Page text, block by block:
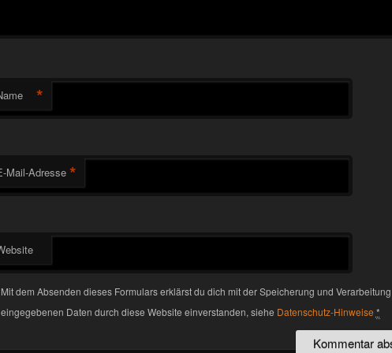
*
Mail-Adresse *
Mit dem Absenden dieses Formulars erklärst du dich mit der Speicherung und
eingegebenen Daten durch diese Website einverstanden, siehe Datenschutz-Hinweise *